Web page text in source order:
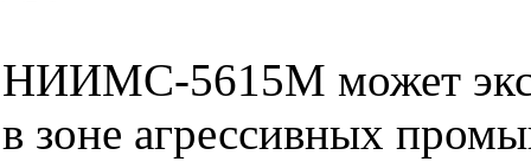
НИИМС-5615М может
в зоне агрессивных